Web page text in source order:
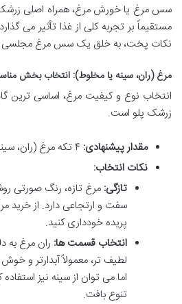
سس مرغ یا خورش مرغ، همراه اصلی
مستقیماً بر تجربه کلی از غذا تأثیر می
نکات پخت، به خلق یک سس مرغ مجلسی
مرغ (ران، سینه یا مخلوط): انتخاب بخش
انتخاب نوع و کیفیت مرغ، اساسی ترین
زرشک پلو است.
مقدار پیشنهادی:
نکات انتخاب:
تازگی: مرغ تازه، رنگ صورتی
سفت و ارتجاعی دارد. از خرید
پریده خودداری کنید.
انتخاب قسمت ها: ران مرغ به
لطیف تر، معمولاً آبدارتر و
اما می توان از سینه نیز استفاده
تنوع بافت.